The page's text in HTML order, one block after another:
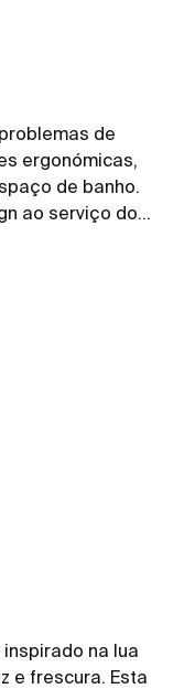
de
ergonómicas,
de banho.
ao serviço do
na lua
e frescura. Esta